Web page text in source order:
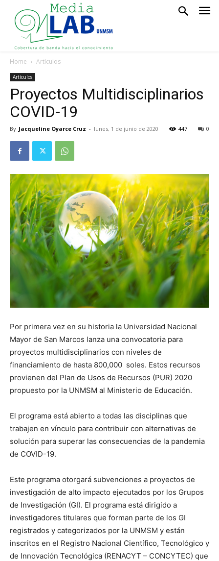
Home Artículos
Artículos
Proyectos Multidisciplinarios
COVID-19
By Jacqueline Oyarce Cruz - lunes, 1 de junio de 2020 0
447
Por primera vez en su historia la Universidad Nacional
Mayor de San Marcos lanza una convocatoria para
proyectos multidisciplinarios con niveles de
financiamiento de hasta 800,000 soles. Estos recursos
provienen del Plan de Usos de Recursos (PUR) 2020
propuesto por la UNMSM al Ministerio de Educación.
El programa está abierto a todas las disciplinas que
trabajen en vínculo para contribuir con alternativas de
solución para superar las consecuencias de la pandemia
de COVID-19.
Este programa otorgará subvenciones a proyectos de
investigación de alto impacto ejecutados por los Grupos
de Investigación (GI). El programa está dirigido a
investigadores titulares que forman parte de los GI
registrados y categorizados por la UNMSM y están
inscritos en el Registro Nacional Científico, Tecnológico y
de Innovación Tecnológica (RENACYT – CONCYTEC) que